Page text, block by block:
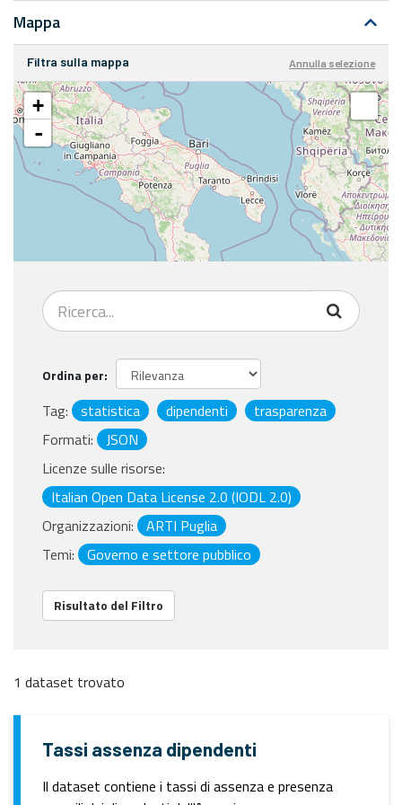
Mappa
Filtra sulla mappa Annulla selezione
+
-
Ordina per
Tag: statistica dipendenti
trasparenza
Formati:
JSON
Licenze sulle risorse:
Italian Open Data License 2.0 (IODL 2.0)
Organizzazioni:
ARTI Puglia
Temi:
Governo e settore pubblico
Risultato del Filtro
1 dataset trovato
Tassi assenza dipendenti
Il dataset contiene i tassi di assenza e presenza